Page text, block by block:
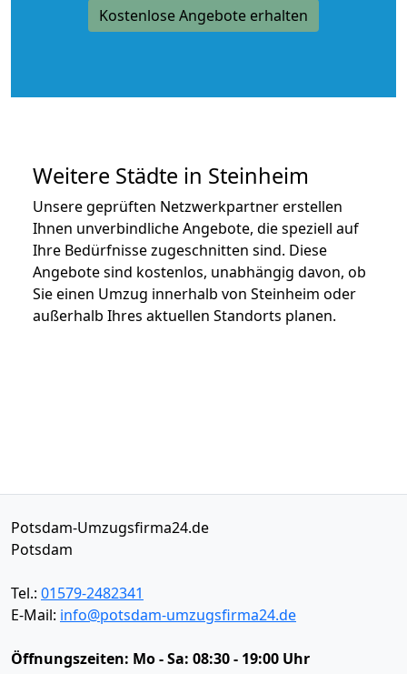
Kostenlose Angebote erhalten
Weitere Städte in Steinheim
Unsere geprüften Netzwerkpartner erstellen
Ihnen unverbindliche Angebote, die speziell auf
Ihre Bedürfnisse zugeschnitten sind. Diese
Angebote sind kostenlos, unabhängig davon, ob
Sie einen Umzug innerhalb von Steinheim oder
außerhalb Ihres aktuellen Standorts planen.
Potsdam-Umzugsfirma24.de
Potsdam
Tel.: 01579-2482341
E-Mail: info@potsdam-umzugsfirma24.de
Öffnungszeiten: Mo - Sa: 08:30 - 19:00 Uhr